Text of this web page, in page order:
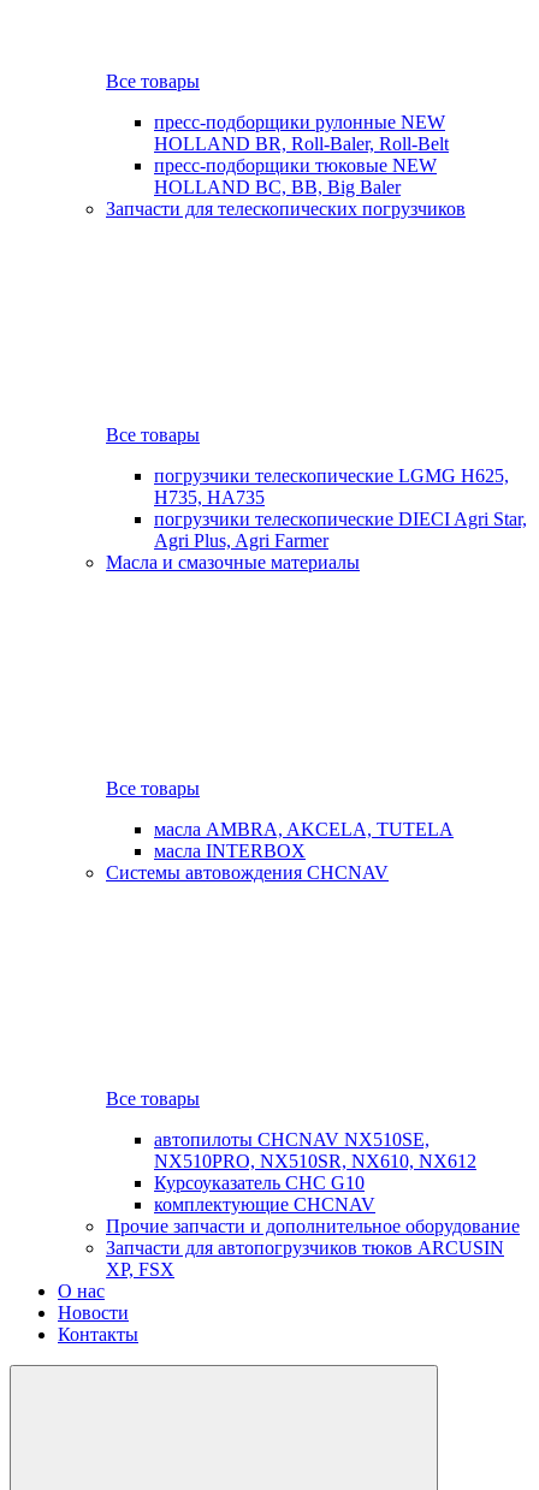
Все товары
пресс-подборщики рулонные NEW
HOLLAND BR, Roll-Baler, Roll-Belt
пресс-подборщики тюковые NEW
HOLLAND BC, BB, Big Baler
Запчасти для телескопических погрузчиков
Все товары
погрузчики телескопические LGMG H625,
H735, HA735
погрузчики телескопические DIECI Agri Star,
Agri Plus, Agri Farmer
Масла и смазочные материалы
Все товары
масла AMBRA, AKCELA, TUTELA
масла INTERBOX
Системы автовождения CHCNAV
Все товары
автопилоты CHCNAV NX510SE,
NX510PRO, NX510SR, NX610, NX612
Курсоуказатель CHC G10
комплектующие CHCNAV
Прочие запчасти и дополнительное оборудование
Запчасти для автопогрузчиков тюков ARCUSIN
XP, FSX
О нас
Новости
Контакты